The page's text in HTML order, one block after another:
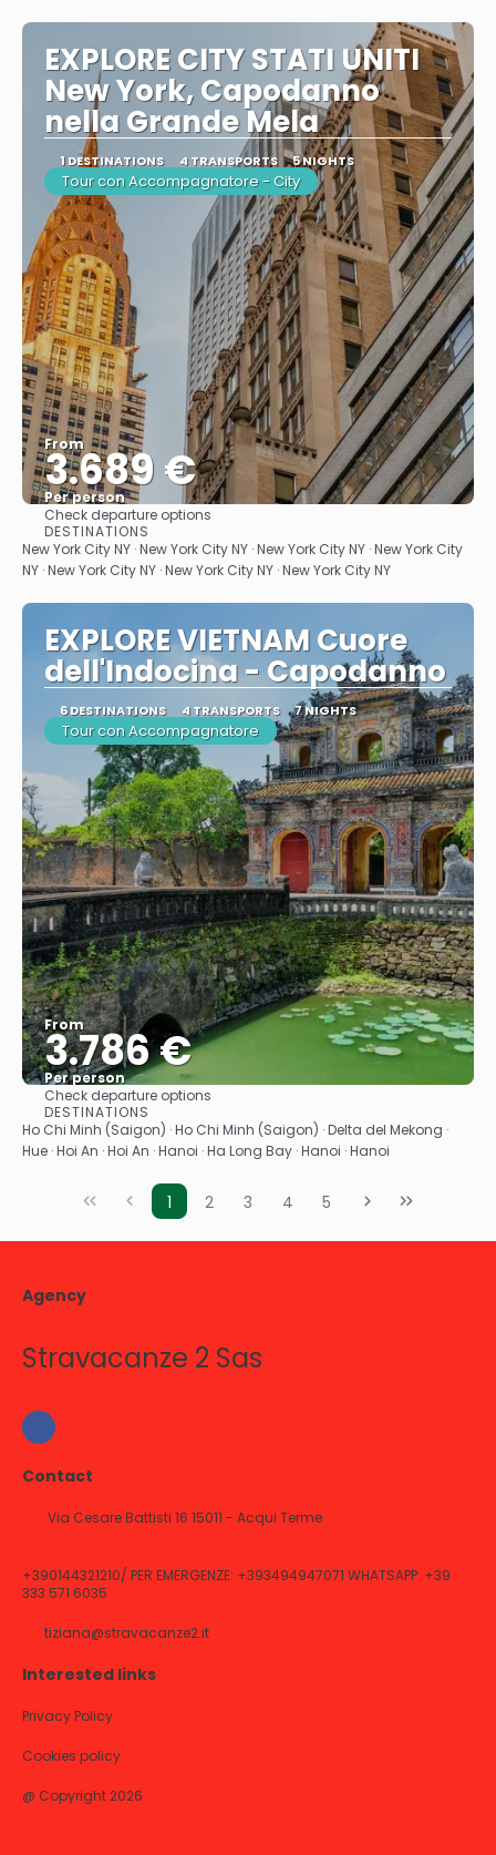
EXPLORE CITY STATI UNITI
New York, Capodanno
nella Grande Mela
1 DESTINATIONS 4 TRANSPORTS 5 NIGHTS
Tour con Accompagnatore - City
From
3.689 €
Per person
Check departure options
DESTINATIONS
New York City NY · New York City NY · New York City NY · New York City
NY · New York City NY · New York City NY · New York City NY
EXPLORE VIETNAM Cuore
dell'Indocina - Capodanno
6 DESTINATIONS 4 TRANSPORTS 7 NIGHTS
Tour con Accompagnatore
From
3.786 €
Per person
Check departure options
DESTINATIONS
Ho Chi Minh (Saigon) · Ho Chi Minh (Saigon) · Delta del Mekong ·
Hue · Hoi An · Hoi An · Hanoi · Ha Long Bay · Hanoi · Hanoi
1 2 3 4 5
Agency
Stravacanze 2 Sas
Contact
Via Cesare Battisti 16 15011 - Acqui Terme
+390144321210/ PER EMERGENZE: +393494947071 WHATSAPP: +39
333 571 6035
tiziana@stravacanze2.it
Interested links
Privacy Policy
Cookies policy
@ Copyright 2026